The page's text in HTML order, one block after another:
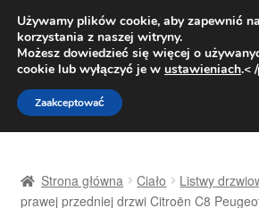
DOSTAWA od
Pn.-pt. 9:00-16:00800
Przejdź
do
nawigacji
Przejdź
do
treści
Dostawa
Strona główna Ciało Listwy
prawej przedniej drzwi Citroën C8
Używamy plików cookie, aby zapewnić
korzystania z naszej witryny.
Możesz dowiedzieć się więcej o
cookie lub wyłączyć je w ustawieniach.<
Zaakceptować